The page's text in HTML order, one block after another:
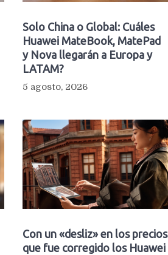
Solo China o Global: Cuáles
Huawei MateBook, MatePad
y Nova llegarán a Europa y
LATAM?
5 agosto, 2026
Con un «desliz» en los precios
que fue corregido los Huawei